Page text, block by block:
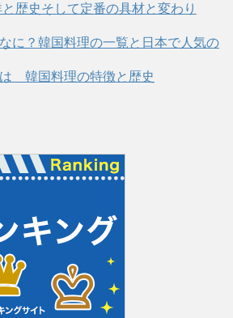
歴史そして定番の具材と変わり
に？韓国料理の一覧と日本で人気の
韓国料理の特徴と歴史